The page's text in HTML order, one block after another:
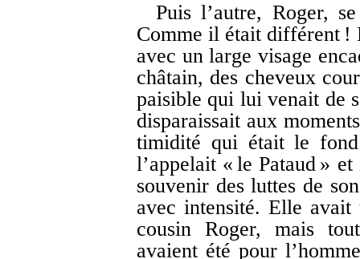
Puis l’autre, Roger,
Comme il était différent !
avec un large visage
châtain, des cheveux
paisible qui lui venait de
disparaissait aux
timidité qui était le
l’appelait « le Pataud »
souvenir des luttes de
avec intensité. Elle
cousin Roger, mais
avaient été pour